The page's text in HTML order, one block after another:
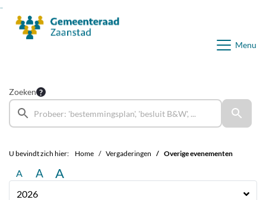
Menu
Zoeken
U bevindt zich hier: Home Vergaderingen Overige evenementen
A A A
2026